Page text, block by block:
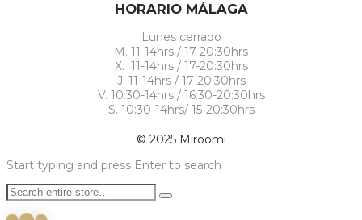
HORARIO MÁLAGA
Lunes cerrado
M. 11-14hrs / 17-20:30hrs
X. 11-14hrs / 17-20:30hrs
J. 11-14hrs / 17-20:30hrs
V. 10:30-14hrs / 16:30-20:30hrs
S. 10:30-14hrs/ 15-20:30hrs
© 2025 Miroomi
Start typing and press Enter to search